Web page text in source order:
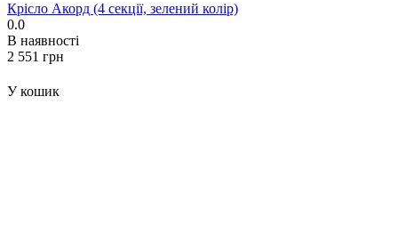
Крісло Акорд (4 секції, зелений колір)
0.0
В наявності
‍2 551‍ грн
У кошик